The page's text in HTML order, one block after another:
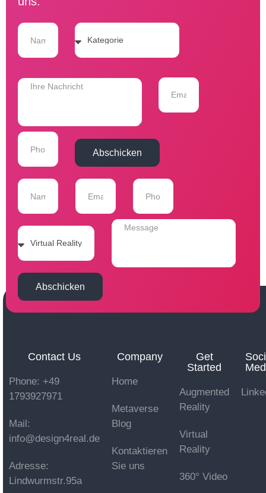
Abschicken
Abschicken
Contact Us
Phone: +49
1793927971
Mail:
info@design4real.de
Adresse:
Lindwurmstr.95a
Company
Home
Metaverse
Blog
Kontaktieren
Sie uns
Get
Started
Augmented
Reality
Virtual
Reality
360° Video